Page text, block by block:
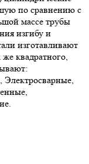
по сравнению с
массе трубы
изгибу и
изготавливают
квадратного,
Электросварные,